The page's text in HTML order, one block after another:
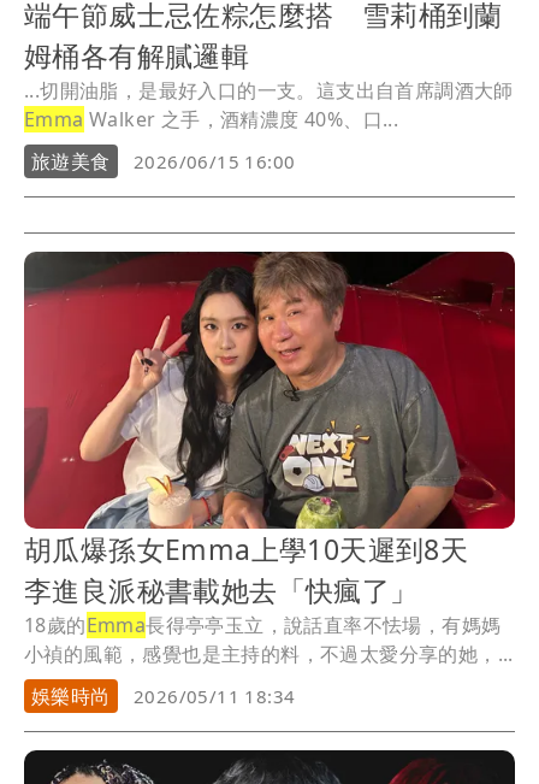
端午節威士忌佐粽怎麼搭 雪莉桶到蘭
姆桶各有解膩邏輯
...切開油脂，是最好入口的一支。這支出自首席調酒大師
Emma Walker 之手，酒精濃度 40%、口...
旅遊美食
2026/06/15 16:00
胡瓜爆孫女Emma上學10天遲到8天
李進良派秘書載她去「快瘋了」
18歲的Emma長得亭亭玉立，說話直率不怯場，有媽媽
小禎的風範，感覺也是主持的料，不過太愛分享的她，...
娛樂時尚
2026/05/11 18:34